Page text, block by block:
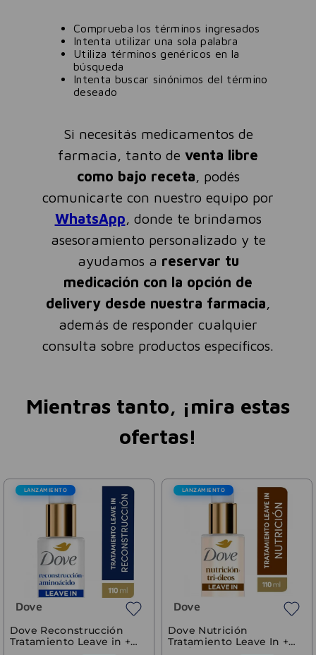
Comprueba los términos ingresados
Intenta utilizar una sola palabra
Utiliza términos genéricos en la
búsqueda
Intenta buscar sinónimos del término
deseado
Si necesitás medicamentos de
farmacia, tanto de venta libre
como bajo receta, podés
comunicarte con nuestro equipo por
WhatsApp, donde te brindamos
asesoramiento personalizado y te
ayudamos a reservar tu
medicación con la opción de
delivery desde nuestra farmacia,
además de responder cualquier
consulta sobre productos específicos.
Mientras tanto, ¡mira estas
ofertas!
LANZAMIENTO
Dove
Dove Reconstrucción
Tratamiento Leave in +
LANZAMIENTO
Dove
Dove Nutrición
Tratamiento Leave In +